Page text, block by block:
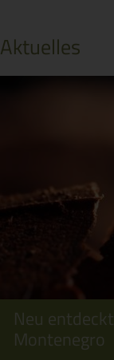
Aktuelles
Neu
Montenegro